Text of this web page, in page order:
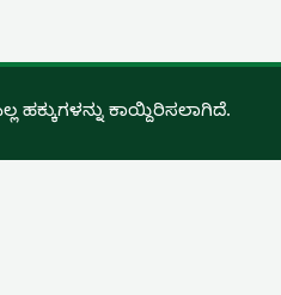
ಹಕ್ಕುಗಳನ್ನು ಕಾಯ್ದಿರಿಸಲಾಗಿದೆ.